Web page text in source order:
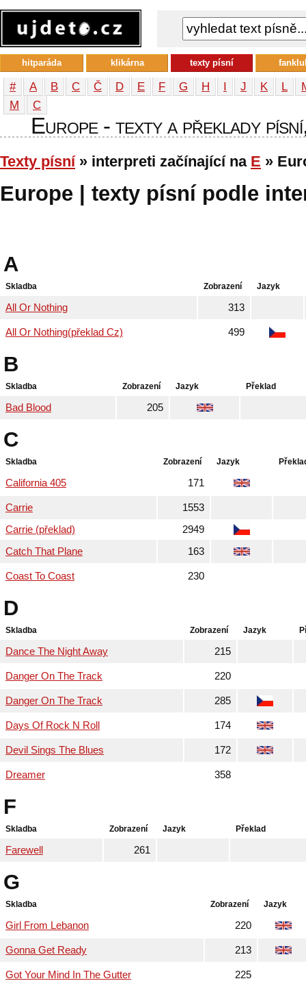
# A B C Č D E F G H I J K L
М
С
Europe - texty a překlady
Texty písní» interpreti začínající na E »
Europe | texty písní podle
A
Skladba Zobrazení Jazyk
All Or Nothing 313
All Or Nothing(překlad Cz) 499
B
Skladba Zobrazení Jazyk Překlad
Bad Blood 205
C
Skladba Zobrazení Jazyk
California 405 171
Carrie
1553
Carrie (překlad)
2949
Catch That Plane
163
Coast To Coast 230
D
Skladba Zobrazení Jazyk
Dance The Night Away 215
Danger On The Track 220
Danger On The Track 285
Days Of Rock N Roll 174
Devil Sings The Blues 172
Dreamer 358
F
Skladba Zobrazení Jazyk Překlad
Farewell 261
G
Skladba Zobrazení Jazyk
Girl From Lebanon 220
Gonna Get Ready 213
Got Your Mind In The Gutter 225
hitparáda klikárna texty písní